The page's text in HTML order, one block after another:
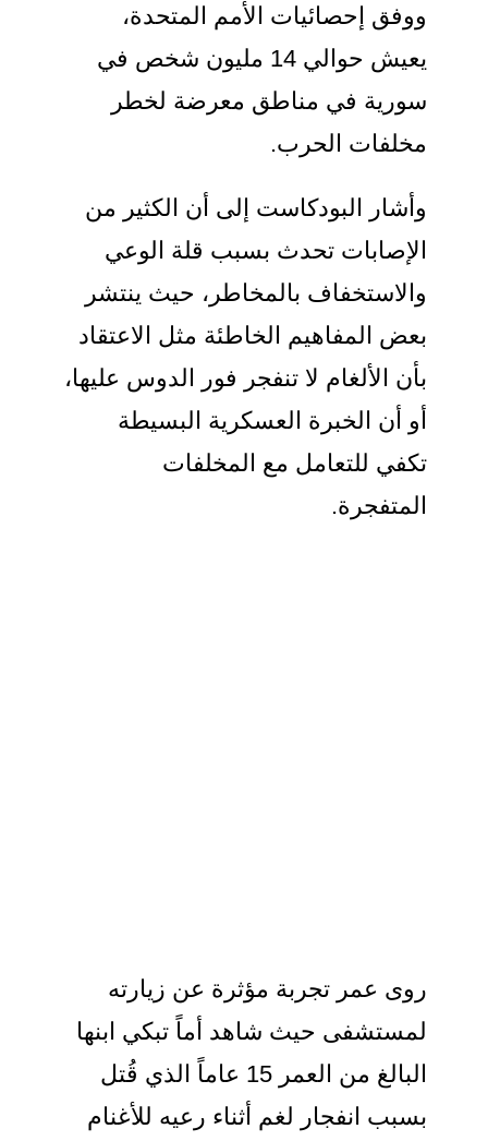
ووفق إحصائيات الأمم المتحدة،
يعيش حوالي 14 مليون شخص في
سورية في مناطق معرضة لخطر
مخلفات الحرب.
وأشار البودكاست إلى أن الكثير من
الإصابات تحدث بسبب قلة الوعي
والاستخفاف بالمخاطر، حيث ينتشر
بعض المفاهيم الخاطئة مثل الاعتقاد
بأن الألغام لا تنفجر فور الدوس عليها،
أو أن الخبرة العسكرية البسيطة
تكفي للتعامل مع المخلفات
المتفجرة.
روى عمر تجربة مؤثرة عن زيارته
لمستشفى حيث شاهد أماً تبكي ابنها
البالغ من العمر 15 عاماً الذي قُتل
بسبب انفجار لغم أثناء رعيه للأغنام